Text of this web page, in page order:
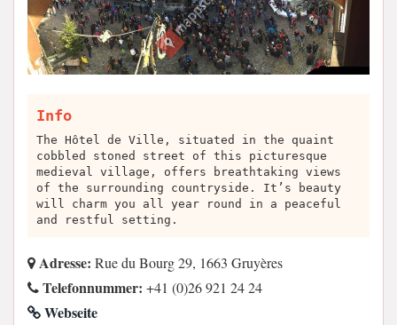
Info
The Hôtel de Ville, situated in the quaint
cobbled stoned street of this picturesque
medieval village, offers breathtaking views
of the surrounding countryside. It’s beauty
will charm you all year round in a peaceful
and restful setting.
Adresse: Rue du Bourg 29, 1663 Gruyères
Telefonnummer: +41 (0)26 921 24 24
Webseite